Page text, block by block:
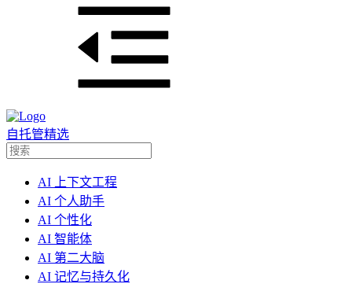
自托管精选
AI 上下文工程
AI 个人助手
AI 个性化
AI 智能体
AI 第二大脑
AI 记忆与持久化